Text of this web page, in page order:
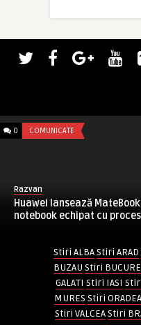
0 COMUNICATE
Razvan
Huawei lansează MateBook
notebook echipat cu
Stiri ALBA Stiri ARAD
BUZAU Stiri
GALATI Stiri IASI
MURES Stiri ORADEA
Stiri VALCEA Stiri